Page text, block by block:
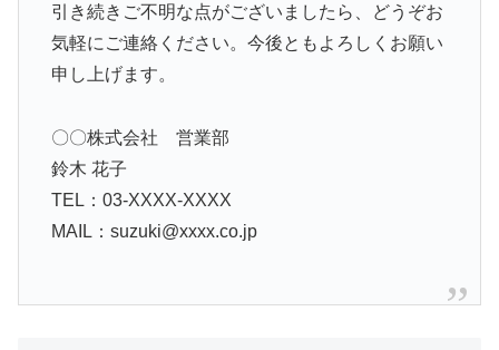
引き続きご不明な点がございましたら、どうぞお
気軽にご連絡ください。今後ともよろしくお願い
申し上げます。
〇〇株式会社 営業部
鈴木 花子
TEL：03-XXXX-XXXX
MAIL：suzuki@xxxx.co.jp